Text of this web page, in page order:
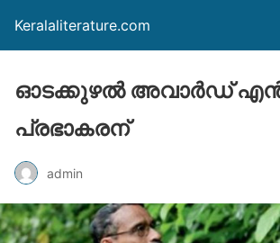
Keralaliterature.com
ഓടക്കുഴല്‍ അവാര്‍ഡ്
പ്രഭാകരന്
admin